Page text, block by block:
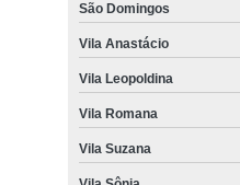
São Domingos
Vila Anastácio
Vila Leopoldina
Vila Romana
Vila Suzana